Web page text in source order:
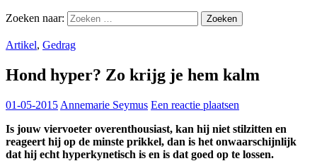
Zoeken naar:
Artikel, Gedrag
Hond hyper? Zo krijg je hem kalm
01-05-2015 Annemarie Seymus Een reactie plaatsen
Is jouw viervoeter overenthousiast, kan hij niet stilzitten en
reageert hij op de minste prikkel, dan is het onwaarschijnlijk
dat hij echt hyperkynetisch is en is dat goed op te lossen.